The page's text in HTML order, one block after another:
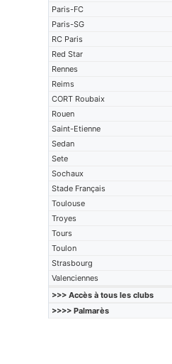
Paris-FC
Paris-SG
RC Paris
Red Star
Rennes
Reims
CORT Roubaix
Rouen
Saint-Etienne
Sedan
Sete
Sochaux
Stade Français
Toulouse
Troyes
Tours
Toulon
Strasbourg
Valenciennes
>>> Accès à tous les clubs
>>>> Palmarès